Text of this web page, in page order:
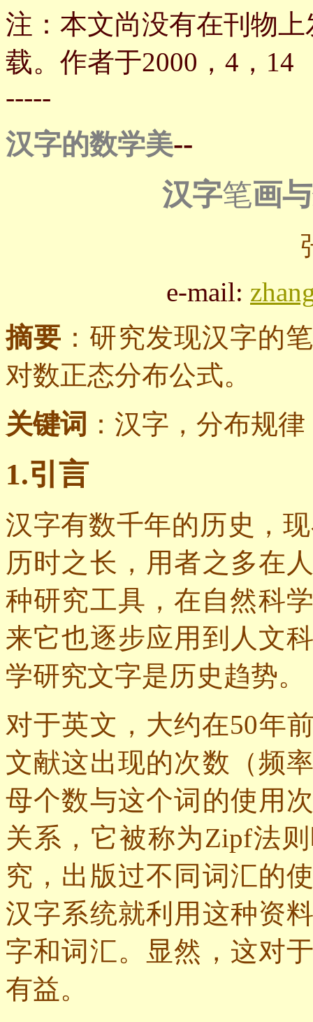
注：本文尚没有在刊物
载。作者于2000，4，14
-----
汉字的数学美--
汉字笔画
e-mail:
摘要 ：研究发现汉字的
对数正态分布公式。
关键词 ：汉字，分布规
1.引言
汉字有数千年的历史，
历时之长，用者之多在
种研究工具，在自然科
来它也逐步应用到人文
学研究文字是历史趋势。
对于英文，大约在50年
文献这出现的次数（频
母个数与这个词的使用
关系，它被称为Zipf法则
究，出版过不同词汇的
汉字系统就利用这种资
字和词汇。显然，这对
有益。